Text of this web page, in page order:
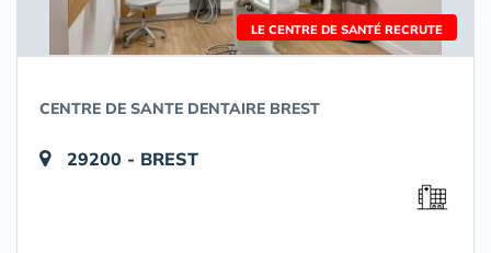
LE CENTRE DE SANTÉ RECRUTE
CENTRE DE SANTE DENTAIRE BREST
29200 - BREST